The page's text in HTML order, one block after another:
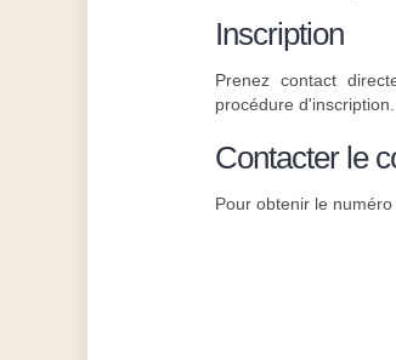
Inscription
Prenez contact
procédure d'inscription.
Contacter le
Pour obtenir le